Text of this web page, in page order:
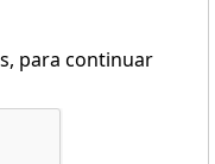
para continuar